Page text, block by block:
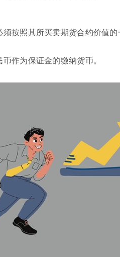
按照其所买卖期货合约价值
作为保证金的缴纳货币。